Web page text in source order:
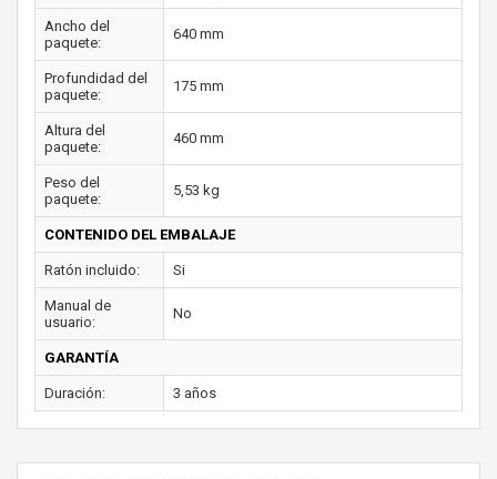
Ancho del
paquete:
640 mm
Profundidad del
paquete:
175 mm
Altura del
paquete:
460 mm
Peso del
paquete:
5,53 kg
CONTENIDO DEL EMBALAJE
Ratón incluido: Si
Manual de
usuario:
No
GARANTÍA
Duración: 3 años